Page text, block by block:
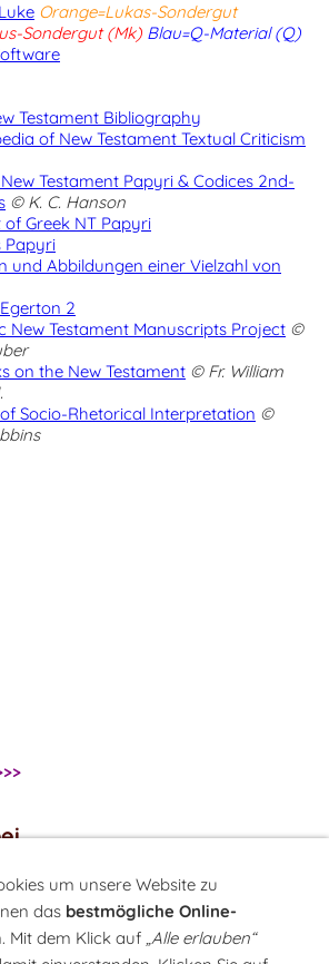
Orange=Lukas-Sondergut
Sondergut (Mk) Blau=Q-Material (Q)
Testament Bibliography
of New Testament Textual Criticism
Testament Papyri & Codices 2nd-
© K. C. Hanson
of Greek NT Papyri
Papyri
und Abbildungen einer Vielzahl von
2
New Testament Manuscripts Project ©
on the New Testament © Fr. William
Socio-Rhetorical Interpretation ©
um unsere Website zu
das bestmögliche Online-
Mit dem Klick auf „Alle erlauben“